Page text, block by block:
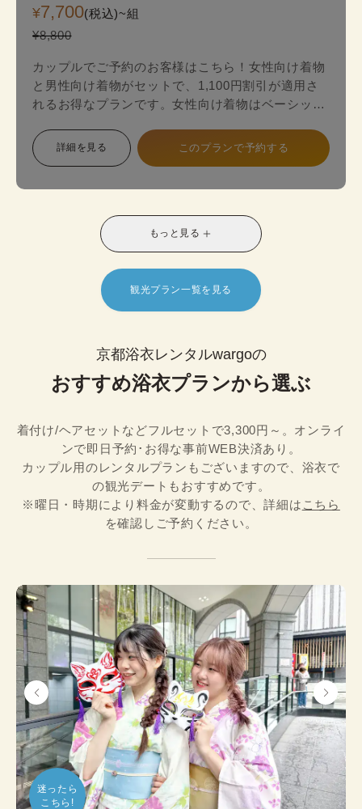
¥7,700(税込)~組
¥8,800
カップルでご予約のお客様はこちら！女性向け着物
と男性向け着物がセットで、1,100円割引が適用さ
れるお得なプランです。女性向け着物はベーシック
ド着物など、お好みに合わせて自由に選べます。い
つもとは違う特別な装いで、デートや旅行をより華
詳細を見る このプランで予約する
もっと見る
観光プラン一覧を見る
京都浴衣レンタルwargoの
おすすめ浴衣プランから選ぶ
着付け/ヘアセットなどフルセットで3,300円～。オンライ
ンで即日予約･お得な事前WEB決済あり。
カップル用のレンタルプランもございますので、浴衣で
の観光デートもおすすめです。
※曜日・時期により料金が変動するので、詳細は こちら
を確認しご予約ください。
迷ったら
こちら!